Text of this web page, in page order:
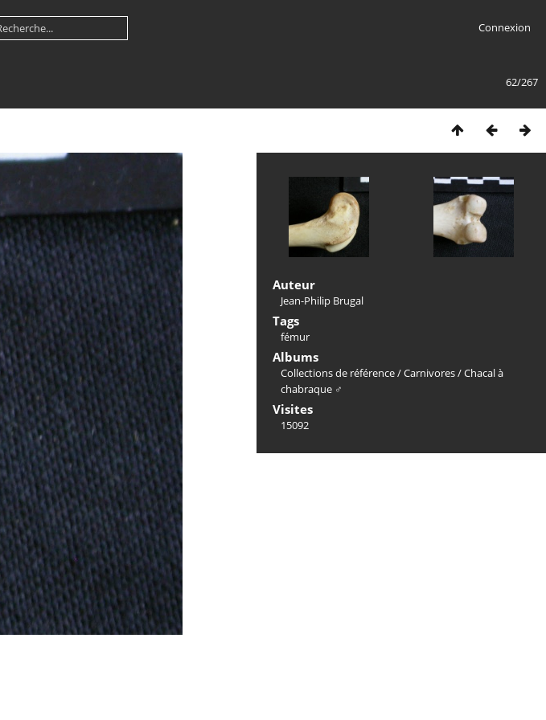
Connexion
62/267
Auteur
Jean-Philip Brugal
Tags
fémur
Albums
Collections de référence/Carnivores/Chacal à
chabraque ♂
Visites
15092